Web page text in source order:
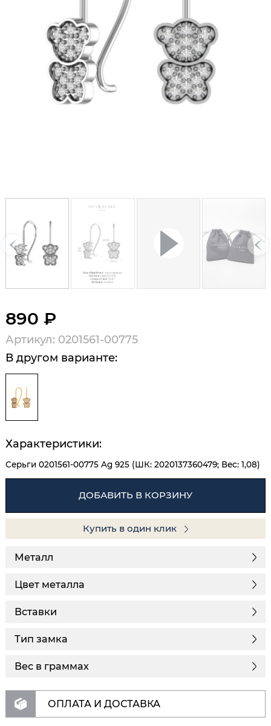
890 ₽
Артикул: 0201561-00775
В другом варианте:
Характеристики:
Серьги 0201561-00775 Ag 925 (ШК: 2020137360479; Вес: 1,08)
ДОБАВИТЬ В КОРЗИНУ
Купить в один клик
Металл
Цвет металла
Вставки
Тип замка
Вес в граммах
ОПЛАТА И ДОСТАВКА